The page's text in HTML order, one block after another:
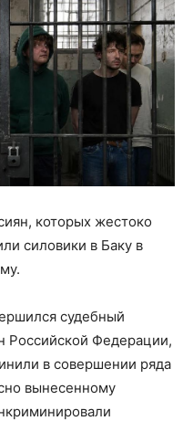
которых жестоко
силовики в Баку в
судебный
Российской Федерации,
в совершении ряда
вынесенному